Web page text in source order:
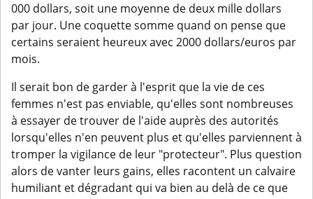
000 dollars, soit une moyenne de deux mille dollars
par jour. Une coquette somme quand on pense que
certains seraient heureux avec 2000 dollars/euros par
mois.
Il serait bon de garder à l'esprit que la vie de ces
femmes n'est pas enviable, qu'elles sont nombreuses
à essayer de trouver de l'aide auprès des autorités
lorsqu'elles n'en peuvent plus et qu'elles parviennent à
tromper la vigilance de leur "protecteur". Plus question
alors de vanter leurs gains, elles racontent un calvaire
humiliant et dégradant qui va bien au delà de ce que